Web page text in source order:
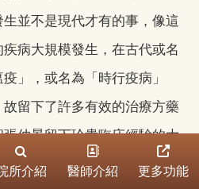
並不是現代才有的事，像這
病大規模發生，在古代或名
」，或名為「時行疫病」
留下了許多有效的治療方藥
仲景留下珍貴臨床經驗的大
至今、廣及中外一致推崇的醫
所介紹 醫師介紹 更多功能